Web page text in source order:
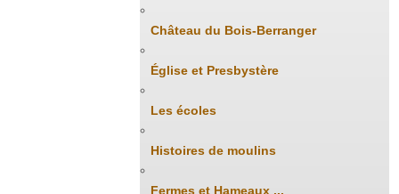
Château du Bois-Berranger
Église et Presbystère
Les écoles
Histoires de moulins
Fermes et Hameaux ...